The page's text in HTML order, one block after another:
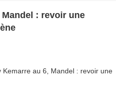
: revoir une